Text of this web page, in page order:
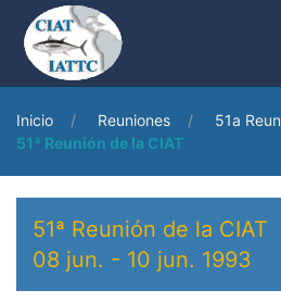
Inicio Reuniones
51a
51ª Reunión de la CIAT
51ª Reunión de la CIAT
08 jun. - 10 jun. 1993